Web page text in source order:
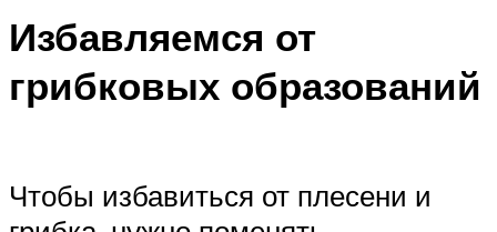
Избавляемся от
грибковых образований
Чтобы избавиться от плесени и